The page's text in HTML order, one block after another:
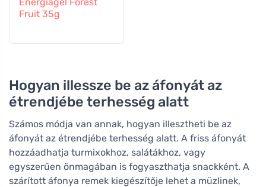
Fruit 35g
Hogyan illessze be az áfonyát az
étrendjébe terhesség alatt
Számos módja van annak, hogyan illesztheti be az
áfonyát az étrendjébe terhesség alatt. A friss áfonyát
hozzáadhatja turmixokhoz, salátákhoz, vagy
egyszerűen önmagában is fogyaszthatja snackként. A
szárított áfonya remek kiegészítője lehet a müzlinek,